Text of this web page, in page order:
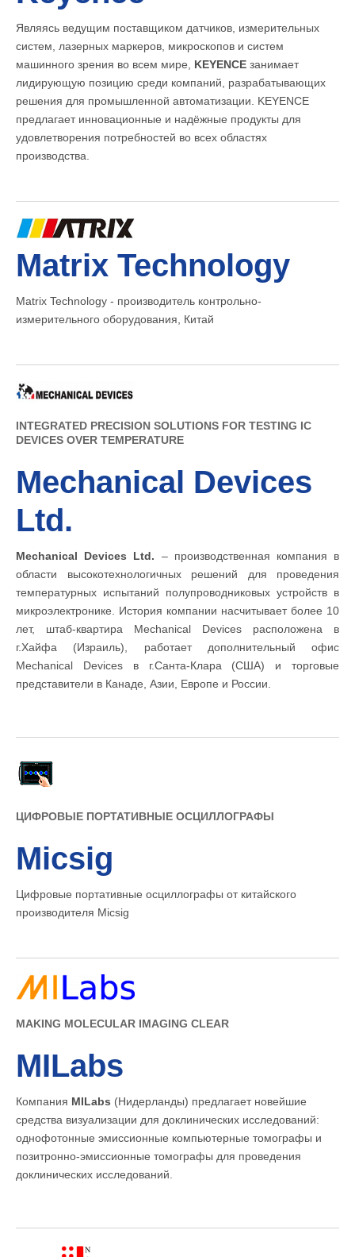
Являясь ведущим поставщиком датчиков, измерительных
систем, лазерных маркеров, микроскопов и систем
машинного зрения во всем мире, KEYENCE занимает
лидирующую позицию среди компаний, разрабатывающих
решения для промышленной автоматизации. KEYENCE
предлагает инновационные и надёжные продукты для
удовлетворения потребностей во всех областях
производства.
Matrix Technology
Matrix Technology - производитель контрольно-
измерительного оборудования, Китай
INTEGRATED PRECISION SOLUTIONS FOR TESTING IC
DEVICES OVER TEMPERATURE
Mechanical Devices
Ltd.
Mechanical Devices Ltd. – производственная компания в
области высокотехнологичных решений для проведения
температурных испытаний полупроводниковых устройств в
микроэлектронике. История компании насчитывает более 10
лет, штаб-квартира Mechanical Devices расположена в
г.Хайфа (Израиль), работает дополнительный офис
Mechanical Devices в г.Санта-Клара (США) и торговые
представители в Канаде, Азии, Европе и России.
ЦИФРОВЫЕ ПОРТАТИВНЫЕ ОСЦИЛЛОГРАФЫ
Micsig
Цифровые портативные осциллографы от китайского
производителя Micsig
MAKING MOLECULAR IMAGING CLEAR
MILabs
Компания MILabs (Нидерланды) предлагает новейшие
средства визуализации для доклинических исследований:
однофотонные эмиссионные компьютерные томографы и
позитронно-эмиссионные томографы для проведения
доклинических исследований.